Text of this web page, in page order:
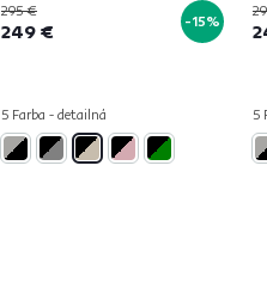
295 €
249 € -15%
5 Farba - detailná 5